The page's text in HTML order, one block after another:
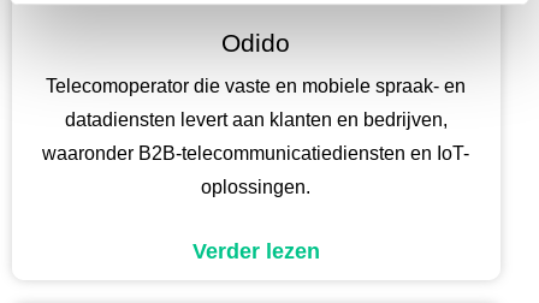
Odido
Telecomoperator die vaste en mobiele spraak- en
datadiensten levert aan klanten en bedrijven,
waaronder B2B-telecommunicatiediensten en IoT-
oplossingen.
Verder lezen